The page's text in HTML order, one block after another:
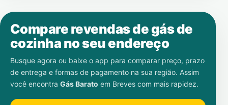
Compare revendas de gás de
cozinha no seu endereço
Busque agora ou baixe o app para comparar preço, prazo
de entrega e formas de pagamento na sua região. Assim
você encontra Gás Barato em Breves com mais rapidez.